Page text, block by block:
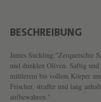
BESCHREIBUNG
James Suckling:"Zerquetschte
und dunklen Oliven. Saftig
mittlerem bis vollem Körper
Frischer, straffer und lang
aufbewahren."